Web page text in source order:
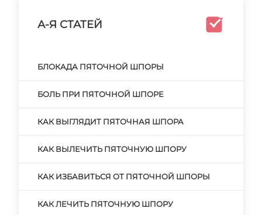
А-Я СТАТЕЙ
БЛОКАДА ПЯТОЧНОЙ ШПОРЫ
БОЛЬ ПРИ ПЯТОЧНОЙ ШПОРЕ
КАК ВЫГЛЯДИТ ПЯТОЧНАЯ ШПОРА
КАК ВЫЛЕЧИТЬ ПЯТОЧНУЮ ШПОРУ
КАК ИЗБАВИТЬСЯ ОТ ПЯТОЧНОЙ ШПОРЫ
КАК ЛЕЧИТЬ ПЯТОЧНУЮ ШПОРУ